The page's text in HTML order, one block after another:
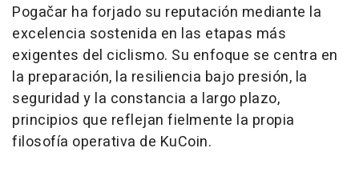
Pogačar ha forjado su reputación mediante la
excelencia sostenida en las etapas más
exigentes del ciclismo. Su enfoque se centra en
la preparación, la resiliencia bajo presión, la
seguridad y la constancia a largo plazo,
principios que reflejan fielmente la propia
filosofía operativa de KuCoin.